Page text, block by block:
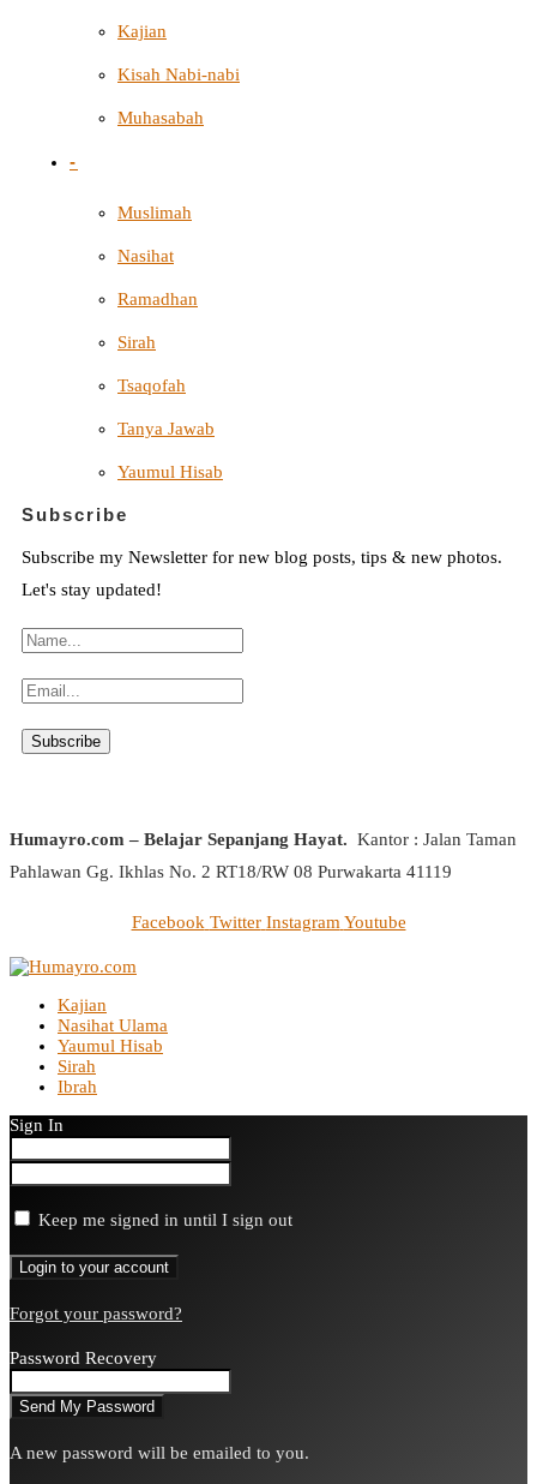
Kajian
Kisah Nabi-nabi
Muhasabah
-
Muslimah
Nasihat
Ramadhan
Sirah
Tsaqofah
Tanya Jawab
Yaumul Hisab
Subscribe
Subscribe my Newsletter for new blog posts, tips & new photos.
Let's stay updated!
Humayro.com – Belajar Sepanjang Hayat. Kantor : Jalan Taman
Pahlawan Gg. Ikhlas No. 2 RT18/RW 08 Purwakarta 41119
Facebook Twitter Instagram Youtube
Kajian
Nasihat Ulama
Yaumul Hisab
Sirah
Ibrah
Sign In
Keep me signed in until I sign out
Forgot your password?
Password Recovery
A new password will be emailed to you.